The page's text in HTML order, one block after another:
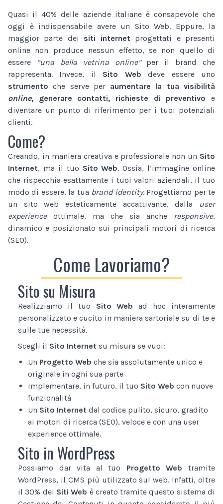
Quasi il 40% delle aziende italiane è consapevole che
oggi è indispensabile avere un Sito Web. Eppure, la
maggior parte dei siti internet progettati e presenti
online non produce nessun effetto, se non quello di
essere
“una bella vetrina online”per il brand che
rappresenta. Invece, il Sito Web deve essere uno
strumento che serve per aumentare la tua visibilità
online, generare contatti, richieste di preventivo e
diventare un punto di riferimento per i tuoi potenziali
clienti.
Come?
Creando, in maniera creativa e professionale non un Sito
Internet, ma il tuo Sito Web. Ossia, l’immagine online
che rispecchia esattamente i tuoi valori aziendali, il tuo
modo di essere, la tua brand identity. Progettiamo per te
un sito web esteticamente accattivante, dalla
user
experienceottimale, ma che sia anche responsive,
dinamico e posizionato sui principali motori di ricerca
(SEO).
Come Lavoriamo?
Sito su Misura
Realizziamo il tuo Sito Web ad hoc interamente
personalizzato e cucito in maniera sartoriale su di te e
sulle tue necessità.
Scegli il Sito Internet su misura se vuoi:
Un Progetto Web che sia assolutamente unico e
originale in ogni sua parte
Implementare, in futuro, il tuo Sito Web con nuove
funzionalità
Un Sito Internet dal codice pulito, sicuro, gradito
ai motori di ricerca (SEO), veloce e con una user
experience ottimale.
Sito in WordPress
Possiamo dar vita al tuo Progetto Web tramite
WordPress, il CMS più utilizzato sul web. Infatti, oltre
il 30% dei Siti Web è creato tramite questo sistema di